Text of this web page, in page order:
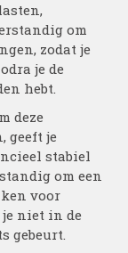
om
zodat je
je de
hebt.
deze
geeft je
stabiel
om een
voor
niet in de
gebeurt.